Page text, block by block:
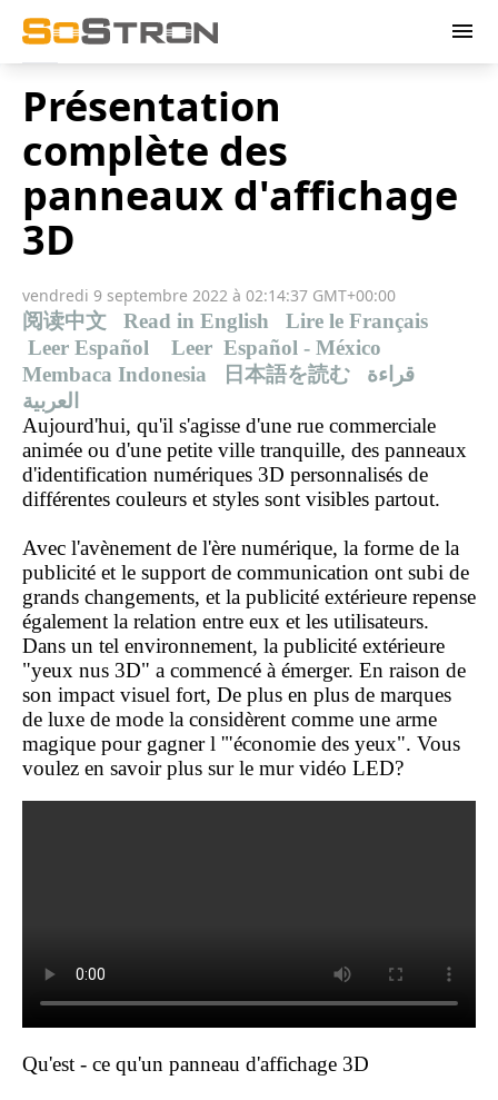
menu
Présentation
complète des
panneaux d'affichage
3D
vendredi 9 septembre 2022 à 02:14:37 GMT+00:00
阅读中文 Read in English
Lire le Français
Leer Español
Leer Español - México
Membaca Indonesia
日本語を読む
قراءة
العربية
Aujourd'hui, qu'il s'agisse d'une rue commerciale
animée ou d'une petite ville tranquille, des panneaux
d'identification numériques 3D personnalisés de
différentes couleurs et styles sont visibles partout.
Avec l'avènement de l'ère numérique, la forme de la
publicité et le support de communication ont subi de
grands changements, et la publicité extérieure repense
également la relation entre eux et les utilisateurs.
Dans un tel environnement, la publicité extérieure
"yeux nus 3D" a commencé à émerger. En raison de
son impact visuel fort, De plus en plus de marques
de luxe de mode la considèrent comme une arme
magique pour gagner l '"économie des yeux". Vous
voulez en savoir plus sur le mur vidéo LED?
Qu'est - ce qu'un panneau d'affichage 3D